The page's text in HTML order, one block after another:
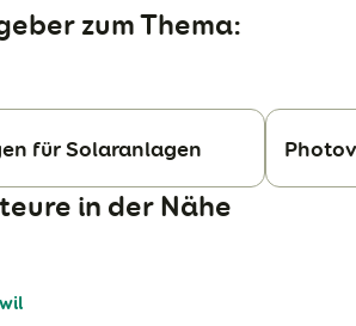
zum Thema:
für Solaranlagen
in der Nähe